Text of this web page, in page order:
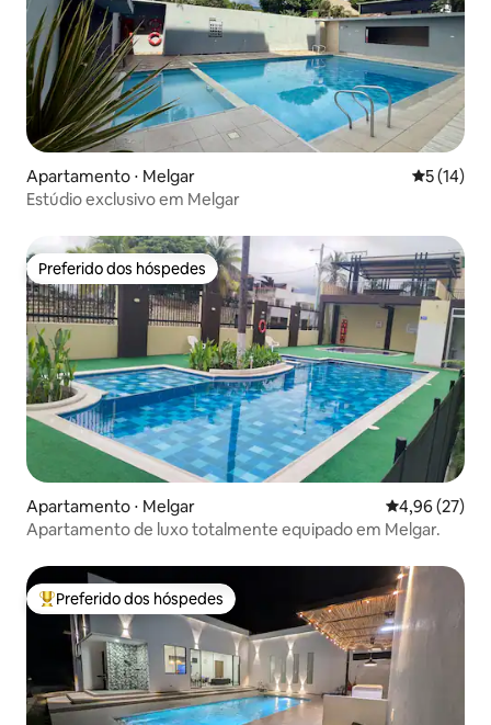
Apartamento ⋅ Melgar 5 de uma
5 (14)
Estúdio exclusivo em Melgar
Preferido dos hóspedes
Preferido dos hóspedes
Apartamento ⋅ Melgar 4,96 de uma
4,96 (27)
Apartamento de luxo totalmente equipado em Melgar.
Entre os melhores preferidos dos hóspedes
Preferido dos hóspedes